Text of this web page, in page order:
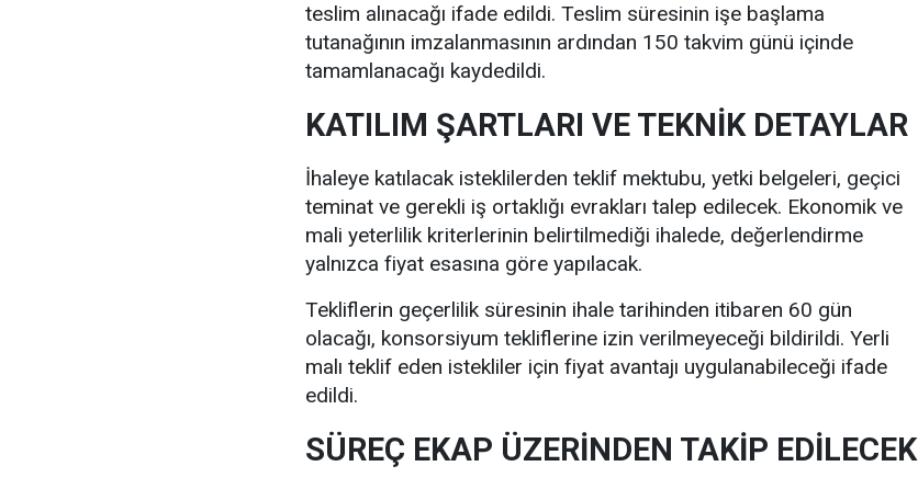
teslim alınacağı ifade edildi. Teslim süresinin işe başlama
tutanağının imzalanmasının ardından 150 takvim günü içinde
tamamlanacağı kaydedildi.
KATILIM ŞARTLARI VE TEKNİK DETAYLAR
İhaleye katılacak isteklilerden teklif mektubu, yetki belgeleri, geçici
teminat ve gerekli iş ortaklığı evrakları talep edilecek. Ekonomik ve
mali yeterlilik kriterlerinin belirtilmediği ihalede, değerlendirme
yalnızca fiyat esasına göre yapılacak.
Tekliflerin geçerlilik süresinin ihale tarihinden itibaren 60 gün
olacağı, konsorsiyum tekliflerine izin verilmeyeceği bildirildi. Yerli
malı teklif eden istekliler için fiyat avantajı uygulanabileceği ifade
edildi.
SÜREÇ EKAP ÜZERİNDEN TAKİP EDİLECEK